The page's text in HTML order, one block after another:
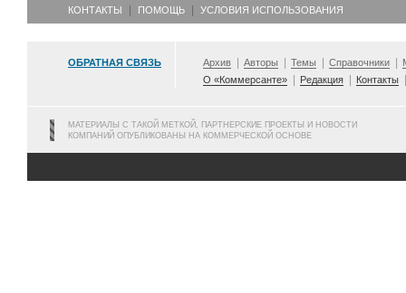
КОНТАКТЫ ПОМОЩЬ УСЛОВИЯ ИСПОЛЬЗОВАНИЯ
ОБРАТНАЯ СВЯЗЬ Архив Авторы Темы Справочники
О «Коммерсанте»
Редакция Контакты
МАТЕРИАЛЫ С ТАКОЙ МЕТКОЙ, ПАРТНЕРСКИЕ ПРОЕКТЫ И НОВОСТИ
КОМПАНИЙ ОПУБЛИКОВАНЫ НА КОММЕРЧЕСКОЙ ОСНОВЕ